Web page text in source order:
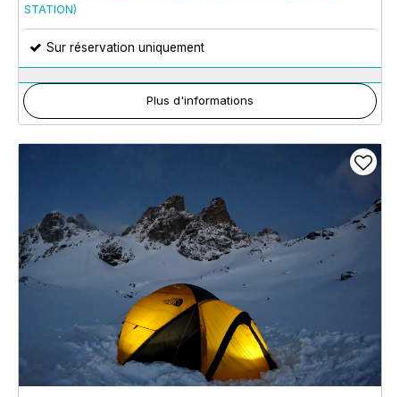
STATION)
Sur réservation uniquement
Plus d'informations